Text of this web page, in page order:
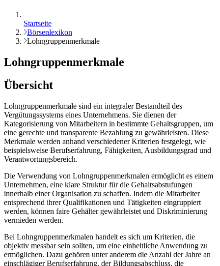
Startseite
Börsenlexikon
Lohngruppenmerkmale
Lohngruppenmerkmale
Übersicht
Lohngruppenmerkmale sind ein integraler Bestandteil des
Vergütungssystems eines Unternehmens. Sie dienen der
Kategorisierung von Mitarbeitern in bestimmte Gehaltsgruppen, um
eine gerechte und transparente Bezahlung zu gewährleisten. Diese
Merkmale werden anhand verschiedener Kriterien festgelegt, wie
beispielsweise Berufserfahrung, Fähigkeiten, Ausbildungsgrad und
Verantwortungsbereich.
Die Verwendung von Lohngruppenmerkmalen ermöglicht es einem
Unternehmen, eine klare Struktur für die Gehaltsabstufungen
innerhalb einer Organisation zu schaffen. Indem die Mitarbeiter
entsprechend ihrer Qualifikationen und Tätigkeiten eingruppiert
werden, können faire Gehälter gewährleistet und Diskriminierung
vermieden werden.
Bei Lohngruppenmerkmalen handelt es sich um Kriterien, die
objektiv messbar sein sollten, um eine einheitliche Anwendung zu
ermöglichen. Dazu gehören unter anderem die Anzahl der Jahre an
einschlägiger Berufserfahrung, der Bildungsabschluss, die